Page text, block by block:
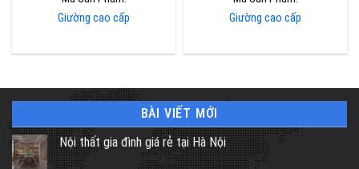
Giường cao cấp
Giường cao cấp
BÀI VIẾT MỚI
Nội thất gia đình giá rẻ tại Hà Nội